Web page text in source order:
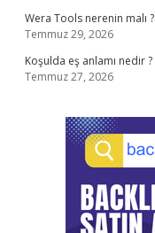
Wera Tools nerenin malı ?
Temmuz 29, 2026
Koşulda eş anlamı nedir ?
Temmuz 27, 2026